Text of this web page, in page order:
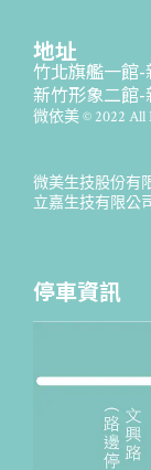
地址
竹北旗艦一館
新竹形象二館
微依美 © 2022 All
微美生技股份有
立嘉生技有限公
停車資訊